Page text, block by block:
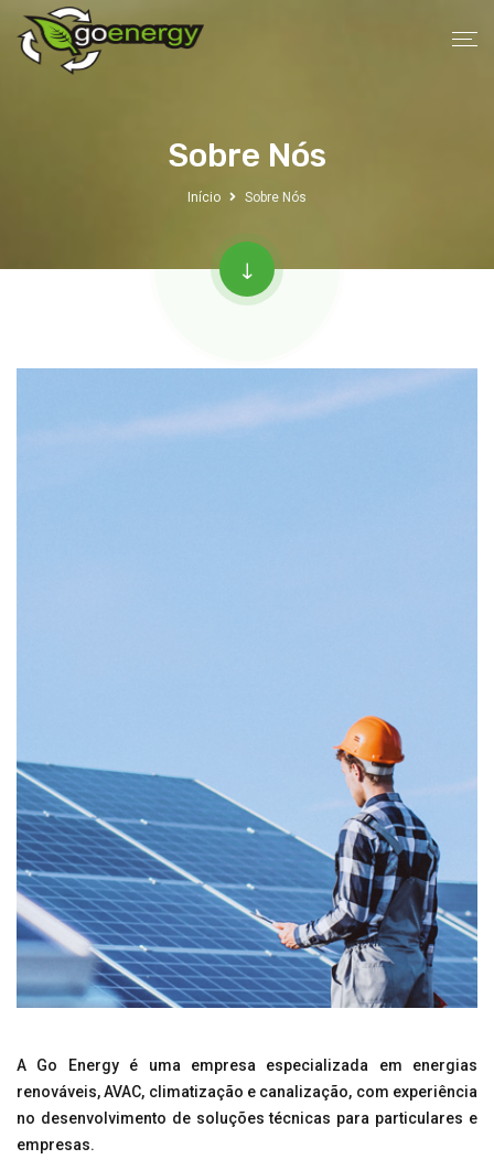
Sobre Nós
Início Sobre Nós
A Go Energy é uma empresa especializada em energias
renováveis, AVAC, climatização e canalização, com experiência
no desenvolvimento de soluções técnicas para particulares e
empresas.